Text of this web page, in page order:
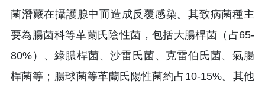
菌潛藏在攝護腺中而造成反覆感染。其致病菌種主
要為腸菌科等革蘭氏陰性菌，包括大腸桿菌（占65-
80%）、綠膿桿菌、沙雷氏菌、克雷伯氏菌、氣腸
桿菌等；腸球菌等革蘭氏陽性菌約占10-15%。其他